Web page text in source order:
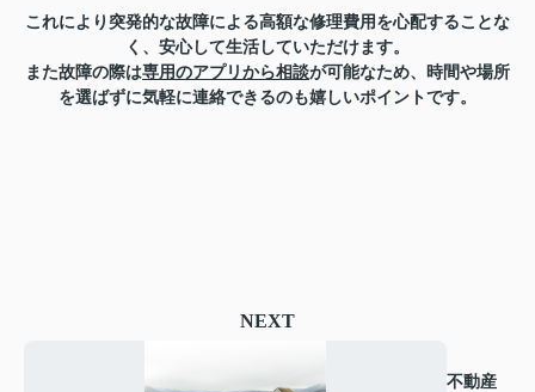
これにより突発的な故障による高額な修理費用を心配することな
く、安心して生活していただけます。
また故障の際は専用のアプリから相談が可能なため、時間や場所
を選ばずに気軽に連絡できるのも嬉しいポイントです。
NEXT
不動産